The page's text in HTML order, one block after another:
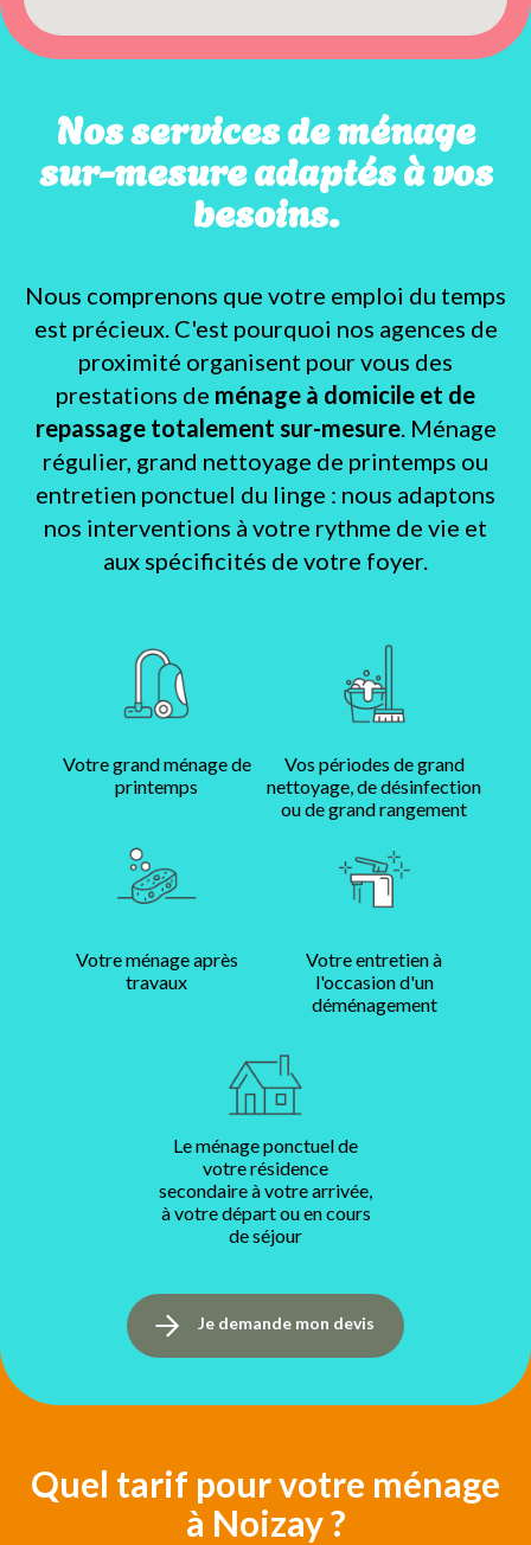
Nos services de ménage
sur-mesure adaptés à vos
besoins.
Nous comprenons que votre emploi du temps
est précieux. C'est pourquoi nos agences de
proximité organisent pour vous des
prestations de ménage à domicile et de
repassage totalement sur-mesure. Ménage
régulier, grand nettoyage de printemps ou
entretien ponctuel du linge : nous adaptons
nos interventions à votre rythme de vie et
aux spécificités de votre foyer.
Votre grand ménage de
printemps
Vos périodes de grand
nettoyage, de désinfection
ou de grand rangement
Votre ménage après
travaux
Votre entretien à
l'occasion d'un
déménagement
Le ménage ponctuel de
votre résidence
secondaire à votre arrivée,
à votre départ ou en cours
de séjour
Je demande mon devis
Quel tarif pour votre ménage
à Noizay ?